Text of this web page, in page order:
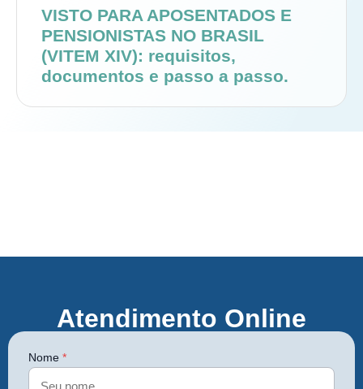
VISTO PARA APOSENTADOS E
PENSIONISTAS NO BRASIL
(VITEM XIV): requisitos,
documentos e passo a passo.
Atendimento Online
Nome *